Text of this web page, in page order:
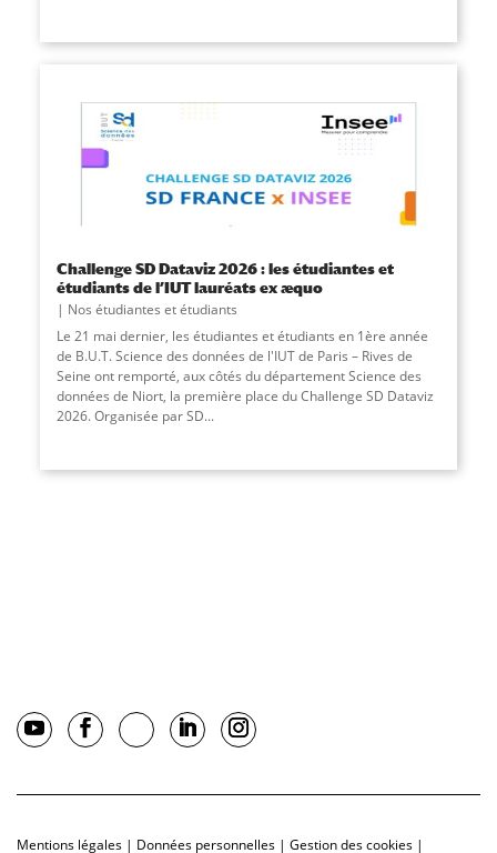
Challenge SD Dataviz 2026 : les étudiantes et
étudiants de l’IUT lauréats ex æquo
Nos étudiantes et étudiants
Le 21 mai dernier, les étudiantes et étudiants en 1ère année
de B.U.T. Science des données de l'IUT de Paris – Rives de
Seine ont remporté, aux côtés du département Science des
données de Niort, la première place du Challenge SD Dataviz
2026. Organisée par SD...
Mentions légales | Données personnelles | Gestion des cookies |